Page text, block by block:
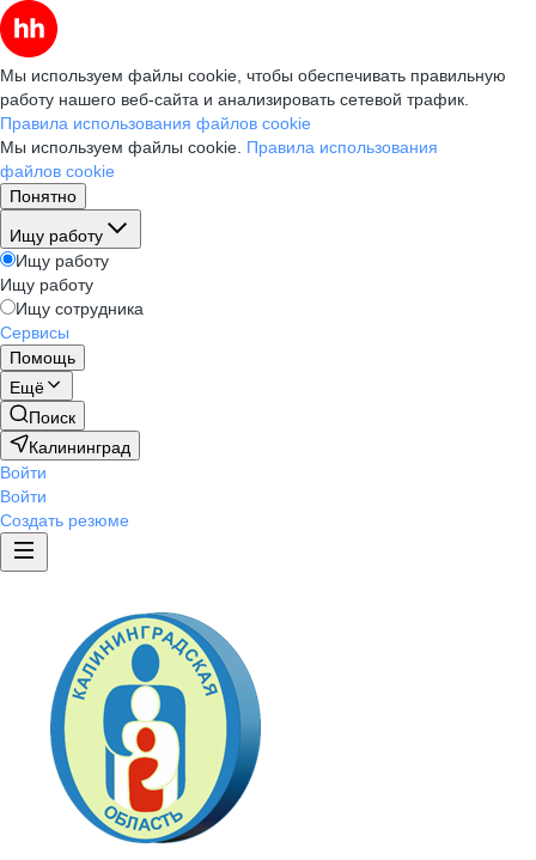
Мы используем файлы cookie, чтобы обеспечивать правильную
работу нашего веб-сайта и анализировать сетевой трафик.
Правила использования файлов cookie
Мы используем файлы cookie. Правила использования
файлов cookie
Понятно
Ищу работу
Ищу работу
Ищу работу
Ищу сотрудника
Сервисы
Помощь
Ещё
Поиск
Калининград
Войти
Войти
Создать резюме